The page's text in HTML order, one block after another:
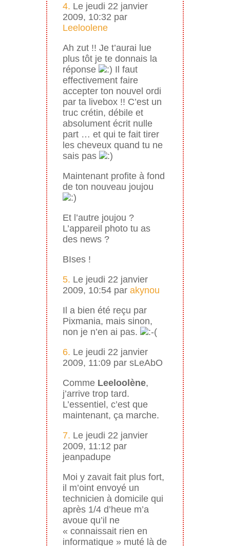
4. Le jeudi 22 janvier
2009, 10:32 par
Leeloolene
Ah zut !! Je t’aurai lue
plus tôt je te donnais la
réponse
Il faut
effectivement faire
accepter ton nouvel ordi
par ta livebox !! C’est un
truc crétin, débile et
absolument écrit nulle
part … et qui te fait tirer
les cheveux quand tu ne
sais pas
Maintenant profite à fond
de ton nouveau joujou
Et l’autre joujou ?
L’appareil photo tu as
des news ?
BIses !
5. Le jeudi 22 janvier
2009, 10:54 par akynou
Il a bien été reçu par
Pixmania, mais sinon,
non je n’en ai pas.
6. Le jeudi 22 janvier
2009, 11:09 par sLeAbO
Comme Leeloolène,
j’arrive trop tard.
L’essentiel, c’est que
maintenant, ça marche.
7. Le jeudi 22 janvier
2009, 11:12 par
jeanpadupe
Moi y zavait fait plus fort,
il m’oint envoyé un
technicien à domicile qui
après 1/4 d’heue m’a
avoue qu’il ne
« connaissait rien en
informatique » muté là de